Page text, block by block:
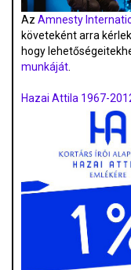
Az Amnesty
követeként arra
hogy
munkáját.
Hazai Attila 1967-